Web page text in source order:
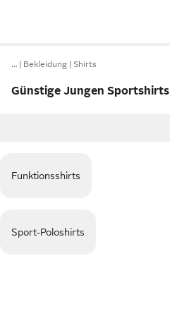
… Bekleidung Shirts
Günstige Jungen Sportshirts
Funktionsshirts
Sport-Poloshirts